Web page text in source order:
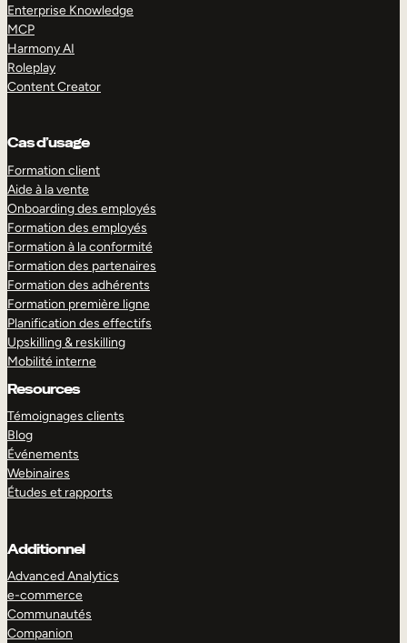
Enterprise Knowledge
MCP
Harmony AI
Roleplay
Content Creator
Cas d’usage
Formation client
Aide à la vente
Onboarding des employés
Formation des employés
Formation à la conformité
Formation des partenaires
Formation des adhérents
Formation première ligne
Planification des effectifs
Upskilling & reskilling
Mobilité interne
Resources
Témoignages clients
Blog
Événements
Webinaires
Études et rapports
Additionnel
Advanced Analytics
e-commerce
Communautés
Companion